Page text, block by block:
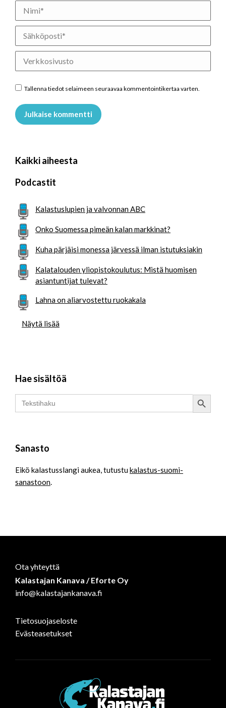
Nimi *
Sähköposti *
Verkkosivusto
Tallenna tiedot selaimeen seuraavaa kommentointikertaa varten.
Julkaise kommentti
Kaikki aiheesta
Podcastit
Kalastuslupien ja valvonnan ABC
Onko Suomessa pimeän kalan markkinat?
Kuha pärjäisi monessa järvessä ilman istutuksiakin
Kalatalouden yliopistokoulutus: Mistä huomisen
asiantuntijat tulevat?
Lahna on aliarvostettu ruokakala
Näytä lisää
Hae sisältöä
Search
for:
Search Button
Sanasto
Eikö kalastusslangi aukea, tutustukalastus-suomi-
sanastoon.
Ota yhteyttä
Kalastajan Kanava / Eforte Oy
info@kalastajankanava.fi
Tietosuojaseloste
Evästeasetukset